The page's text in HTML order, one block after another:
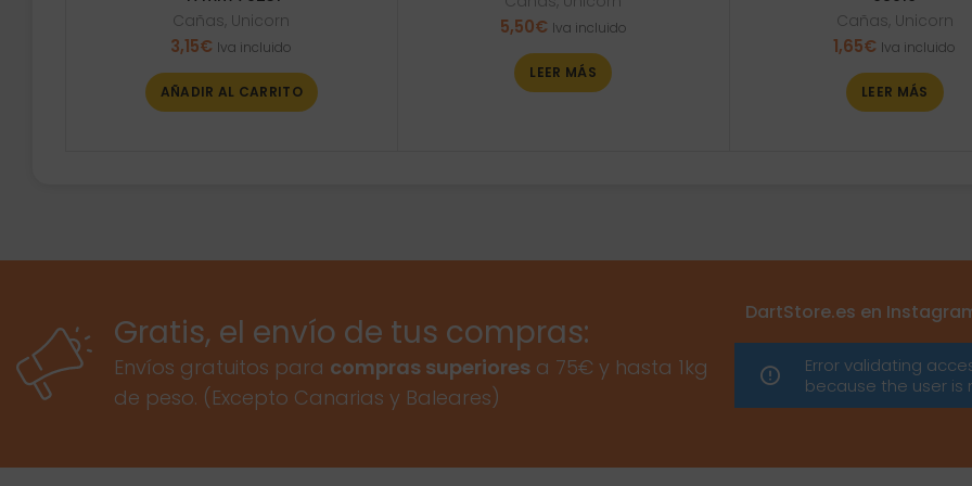
Cañas, Unicorn
3,15€ Iva incluido
AÑADIR AL CARRITO
5,50€ Iva incluido
LEER MÁS
Cañas, Unicorn
1,65€ Iva incluido
LEER MÁS
Gratis, el envío de tus compras:
Envíos gratuitos para compras superiores a 75€ y hasta 1kg
de peso. (Excepto Canarias y Baleares)
DartStore.es en
Error validating
because the user is